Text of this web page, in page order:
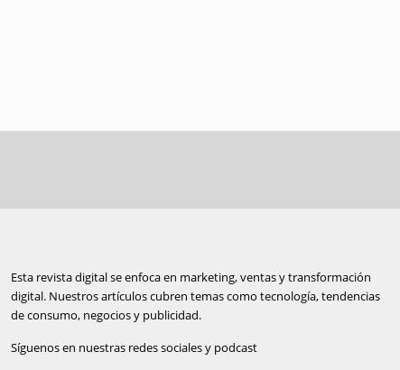
Esta revista digital se enfoca en marketing, ventas y transformación
digital. Nuestros artículos cubren temas como tecnología, tendencias
de consumo, negocios y publicidad.
Síguenos en nuestras redes sociales y podcast